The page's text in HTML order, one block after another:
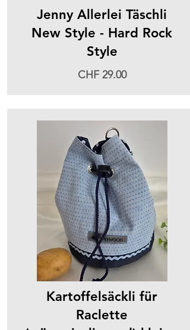
Jenny Allerlei Täschli
New Style - Hard Rock
Style
CHF 29.00
Kartoffelsäckli für
Raclette